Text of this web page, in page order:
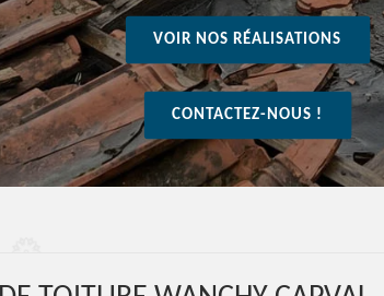
VOIR NOS RÉALISATIONS
CONTACTEZ-NOUS !